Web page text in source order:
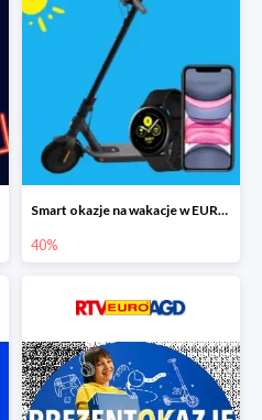
Smart okazje na wakacje w EURO RTV AGD do -40%
40%